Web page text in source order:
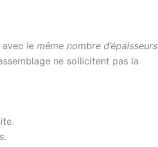
avec le même nombre d’épaisseurs
ne sollicitent pas la